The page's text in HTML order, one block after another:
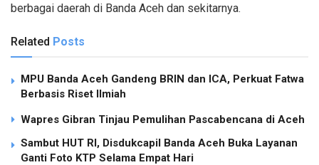
berbagai daerah di Banda Aceh dan sekitarnya.
Related Posts
MPU Banda Aceh Gandeng BRIN dan ICA, Perkuat Fatwa
Berbasis Riset Ilmiah
Wapres Gibran Tinjau Pemulihan Pascabencana di Aceh
Sambut HUT RI, Disdukcapil Banda Aceh Buka Layanan
Ganti Foto KTP Selama Empat Hari